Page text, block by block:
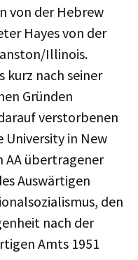
von der Hebrew
Hayes von der
Illinois.
kurz nach seiner
Gründen
verstorbenen
University in New
AA übertragener
Auswärtigen
den
nach der
Amts 1951